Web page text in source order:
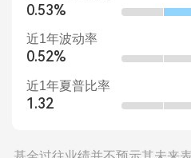
0.53%
近1年波动率
0.52%
近1年夏普比率
1.32